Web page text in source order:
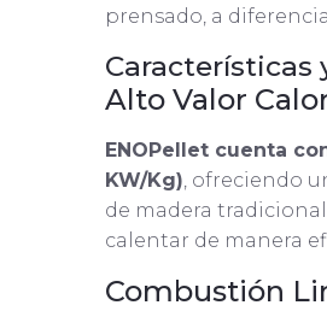
prensado, a
Características
Alto Valor
ENOPellet cuenta
KW/Kg), ofreciendo
de madera
calentar de manera
Combustión